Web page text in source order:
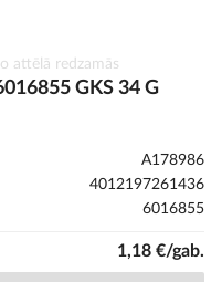
attēlā redzamās
GKS 34 G
A178986
4012197261436
6016855
1,18 €/gab.